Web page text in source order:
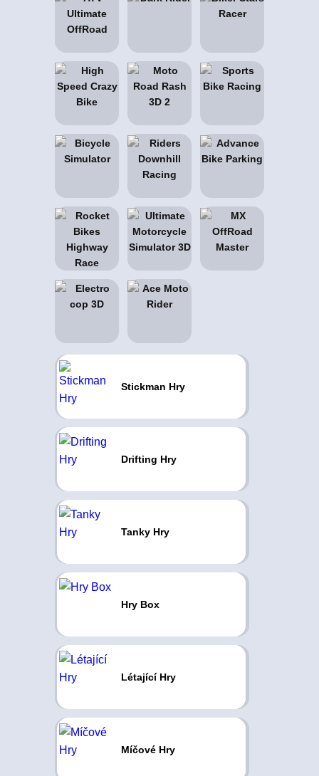
Stickman Hry
Drifting Hry
Tanky Hry
Hry Box
Létající Hry
Míčové Hry